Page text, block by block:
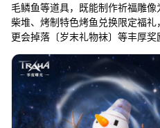
毛鳞鱼等道具，既能制作祈福雕
柴堆、烤制特色烤鱼兑换限定福
更会掉落〔岁末礼物袜〕等丰厚奖